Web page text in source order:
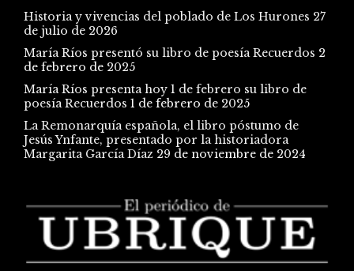
Historia y vivencias del poblado de Los Hurones 27
de julio de 2026
María Ríos presentó su libro de poesía Recuerdos 2
de febrero de 2025
María Ríos presenta hoy 1 de febrero su libro de
poesía Recuerdos 1 de febrero de 2025
La Remonarquía española, el libro póstumo de
Jesús Ynfante, presentado por la historiadora
Margarita García Díaz 29 de noviembre de 2024